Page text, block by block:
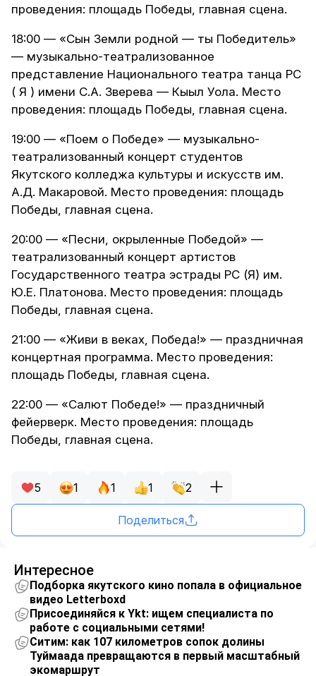
проведения: площадь Победы, главная сцена.
18:00 — «Сын Земли родной — ты Победитель»
— музыкально-театрализованное
представление Национального театра танца РС
( Я ) имени С.А. Зверева — Кыыл Уола. Место
проведения: площадь Победы, главная сцена.
19:00 — «Поем о Победе» — музыкально-
театрализованный концерт студентов
Якутского колледжа культуры и искусств им.
А.Д. Макаровой. Место проведения: площадь
Победы, главная сцена.
20:00 — «Песни, окрыленные Победой» —
театрализованный концерт артистов
Государственного театра эстрады РС (Я) им.
Ю.Е. Платонова. Место проведения: площадь
Победы, главная сцена.
21:00 — «Живи в веках, Победа!» — праздничная
концертная программа. Место проведения:
площадь Победы, главная сцена.
22:00 — «Салют Победе!» — праздничный
фейерверк. Место проведения: площадь
Победы, главная сцена.
Поделиться
5 1 1 1 2
Интересное
Подборка якутского кино попала в официальное
видео Letterboxd
Присоединяйся к Ykt: ищем специалиста по
работе с социальными сетями!
Ситим: как 107 километров сопок долины
Туймаада превращаются в первый масштабный
экомаршрут